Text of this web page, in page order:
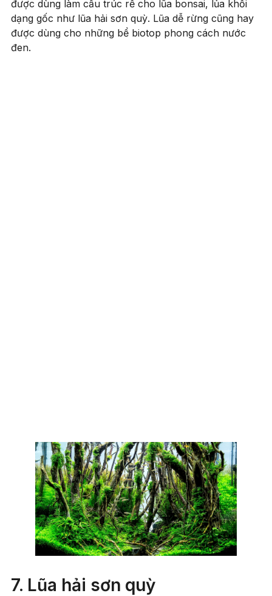
được dùng làm cầu trúc rễ cho lũa bonsai, lủa khối
dạng gốc như lũa hải sơn quỳ. Lũa dễ rừng cũng hay
được dùng cho những bể biotop phong cách nước
đen.
7. Lũa hải sơn quỳ